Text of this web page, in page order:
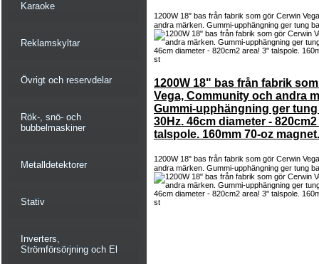
Karaoke
Reklamskyltar
Övrigt och reservdelar
Rök-, snö- och
bubbelmaskiner
Metalldetektorer
Stativ
Inverters,
Strömförsörjning och El
1200W 18" bas från fabrik som gör Cerwin
andra märken. Gummi-upphängning ger tung
1200W 18" bas från fabrik
Vega, Community och andra
Gummi-upphängning ger
30Hz. 46cm diameter -
talspole. 160mm 70-oz
1200W 18" bas från fabrik som gör Cerwin
andra märken. Gummi-upphängning ger tung